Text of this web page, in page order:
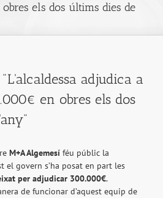
els dos últims dies de
adjudica a
en obres els dos
M+A Algemesí féu públic la
el govern s’ha posat en part les
per adjudicar 300.000€.
de funcionar d’aquest equip de